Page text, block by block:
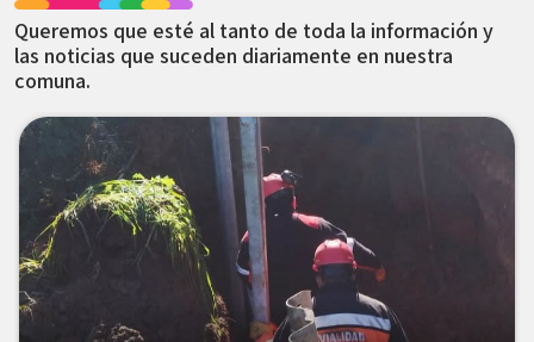
Queremos que esté al tanto de toda la información y
las noticias que suceden diariamente en nuestra
comuna.